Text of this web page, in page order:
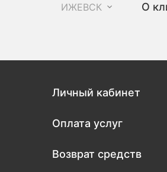
ИЖЕВСК О
Личный кабинет
Оплата услуг
Возврат средств